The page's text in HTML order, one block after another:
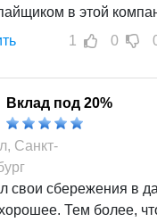
в этой
1 0
Вклад под 20%
Санкт-
свои сбережения в
Тем более,